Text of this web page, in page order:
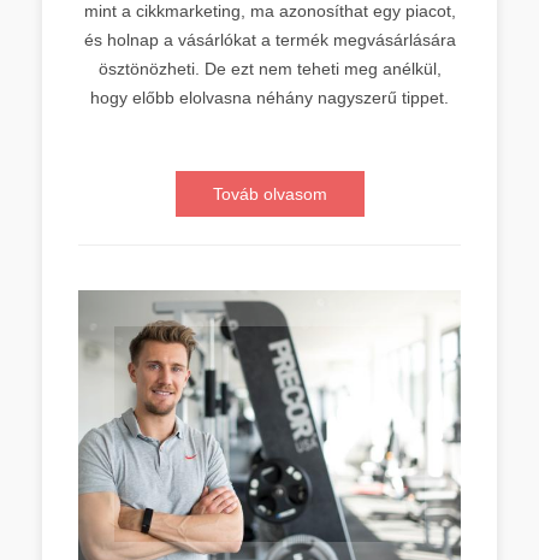
mint a cikkmarketing, ma azonosíthat egy piacot,
és holnap a vásárlókat a termék megvásárlására
ösztönözheti. De ezt nem teheti meg anélkül,
hogy előbb elolvasna néhány nagyszerű tippet.
Továb olvasom